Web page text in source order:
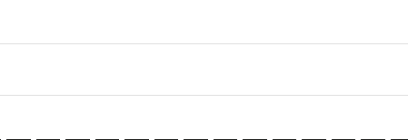
MFM–LGK: cmp-view-
MFM–LGK: cmp-view-
MFM–LGK: cmp-
MFM–LGK: